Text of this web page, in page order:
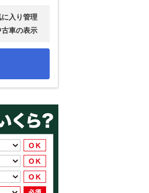
入り管理
車の表示